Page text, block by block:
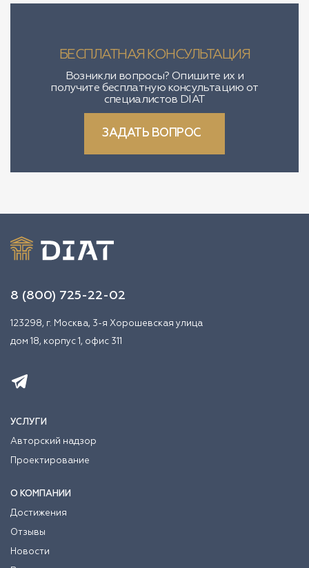
БЕСПЛАТНАЯ КОНСУЛЬТАЦИЯ
Возникли вопросы? Опишите их и
получите бесплатную консультацию от
специалистов DIAT
ЗАДАТЬ ВОПРОС
8 (800) 725-22-02
123298, г. Москва, 3-я Хорошевская улица
дом 18, корпус 1, офис 311
УСЛУГИ
Авторский надзор
Проектирование
О КОМПАНИИ
Достижения
Отзывы
Новости